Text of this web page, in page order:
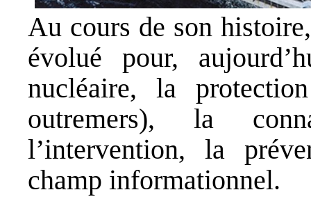
Au cours de son
évolué pour,
nucléaire, la
outremers), la
l’intervention, la
champ informationnel.